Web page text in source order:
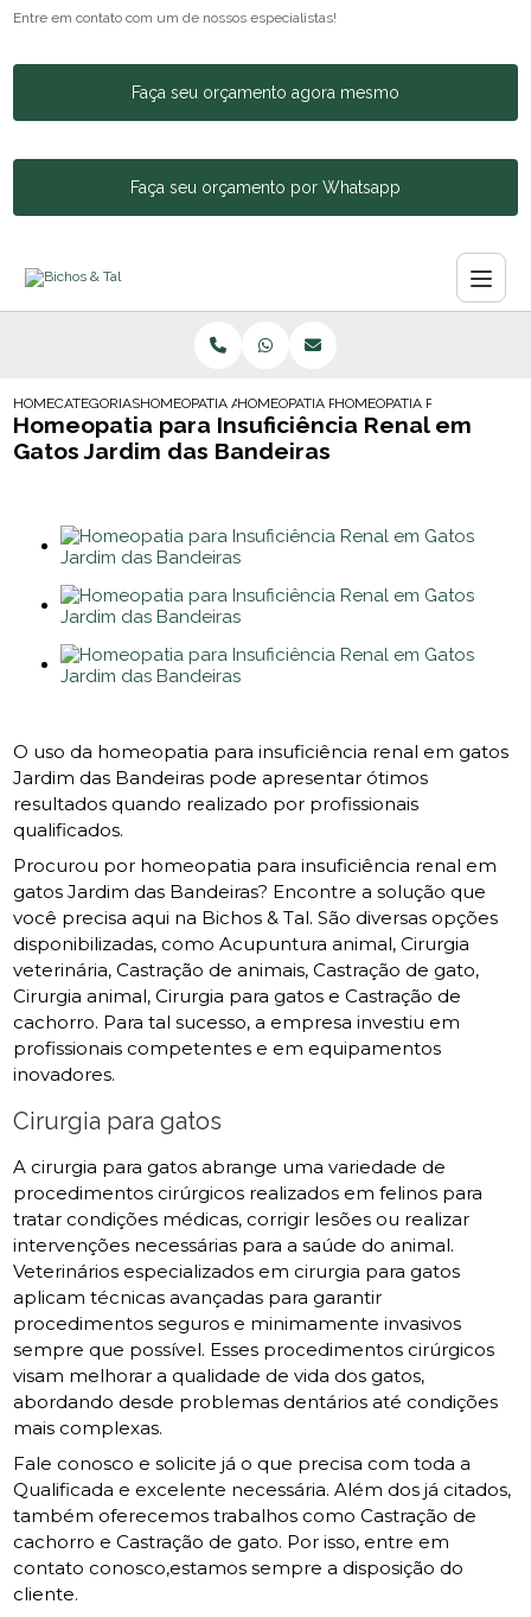
Entre em contato com um de nossos especialistas!
Faça seu orçamento agora mesmo
Faça seu orçamento por Whatsapp
HOMECATEGORIASHOMEOPATIA ANIMALHOMEOPATIA PARA CACHORRO AGITADO
HOMEOPATIA PARA
Homeopatia para Insuficiência Renal em
Gatos Jardim das Bandeiras
O uso da homeopatia para insuficiência renal em gatos
Jardim das Bandeiras pode apresentar ótimos
resultados quando realizado por profissionais
qualificados.
Procurou por homeopatia para insuficiência renal em
gatos Jardim das Bandeiras? Encontre a solução que
você precisa aqui na Bichos & Tal. São diversas opções
disponibilizadas, como Acupuntura animal, Cirurgia
veterinária, Castração de animais, Castração de gato,
Cirurgia animal, Cirurgia para gatos e Castração de
cachorro. Para tal sucesso, a empresa investiu em
profissionais competentes e em equipamentos
inovadores.
Cirurgia para gatos
A cirurgia para gatos abrange uma variedade de
procedimentos cirúrgicos realizados em felinos para
tratar condições médicas, corrigir lesões ou realizar
intervenções necessárias para a saúde do animal.
Veterinários especializados em cirurgia para gatos
aplicam técnicas avançadas para garantir
procedimentos seguros e minimamente invasivos
sempre que possível. Esses procedimentos cirúrgicos
visam melhorar a qualidade de vida dos gatos,
abordando desde problemas dentários até condições
mais complexas.
Fale conosco e solicite já o que precisa com toda a
Qualificada e excelente necessária. Além dos já citados,
também oferecemos trabalhos como Castração de
cachorro e Castração de gato. Por isso, entre em
contato conosco,estamos sempre a disposição do
cliente.